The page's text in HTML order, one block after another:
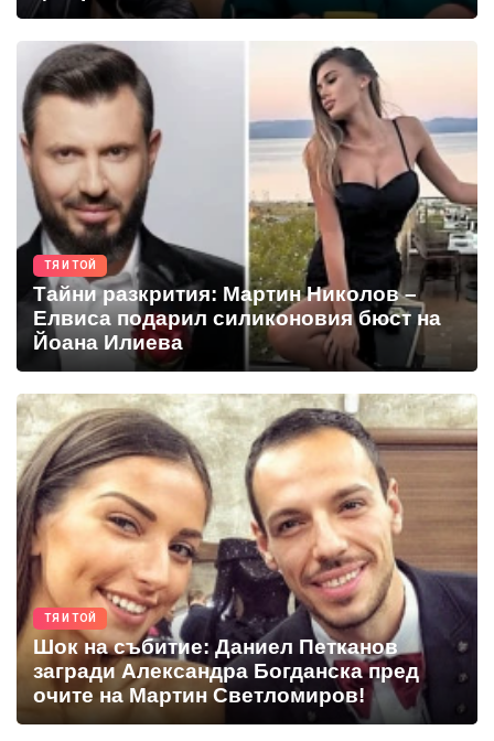
ТЯ И ТОЙ
Тайни разкрития: Мартин Николов –
Елвиса подарил силиконовия бюст на
Йоана Илиева
ТЯ И ТОЙ
Шок на събитие: Даниел Петканов
загради Александра Богданска пред
очите на Мартин Светломиров!